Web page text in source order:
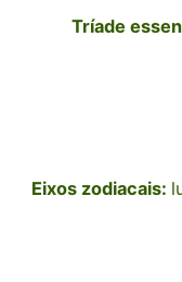
Tríade
Eixos zodiacais: